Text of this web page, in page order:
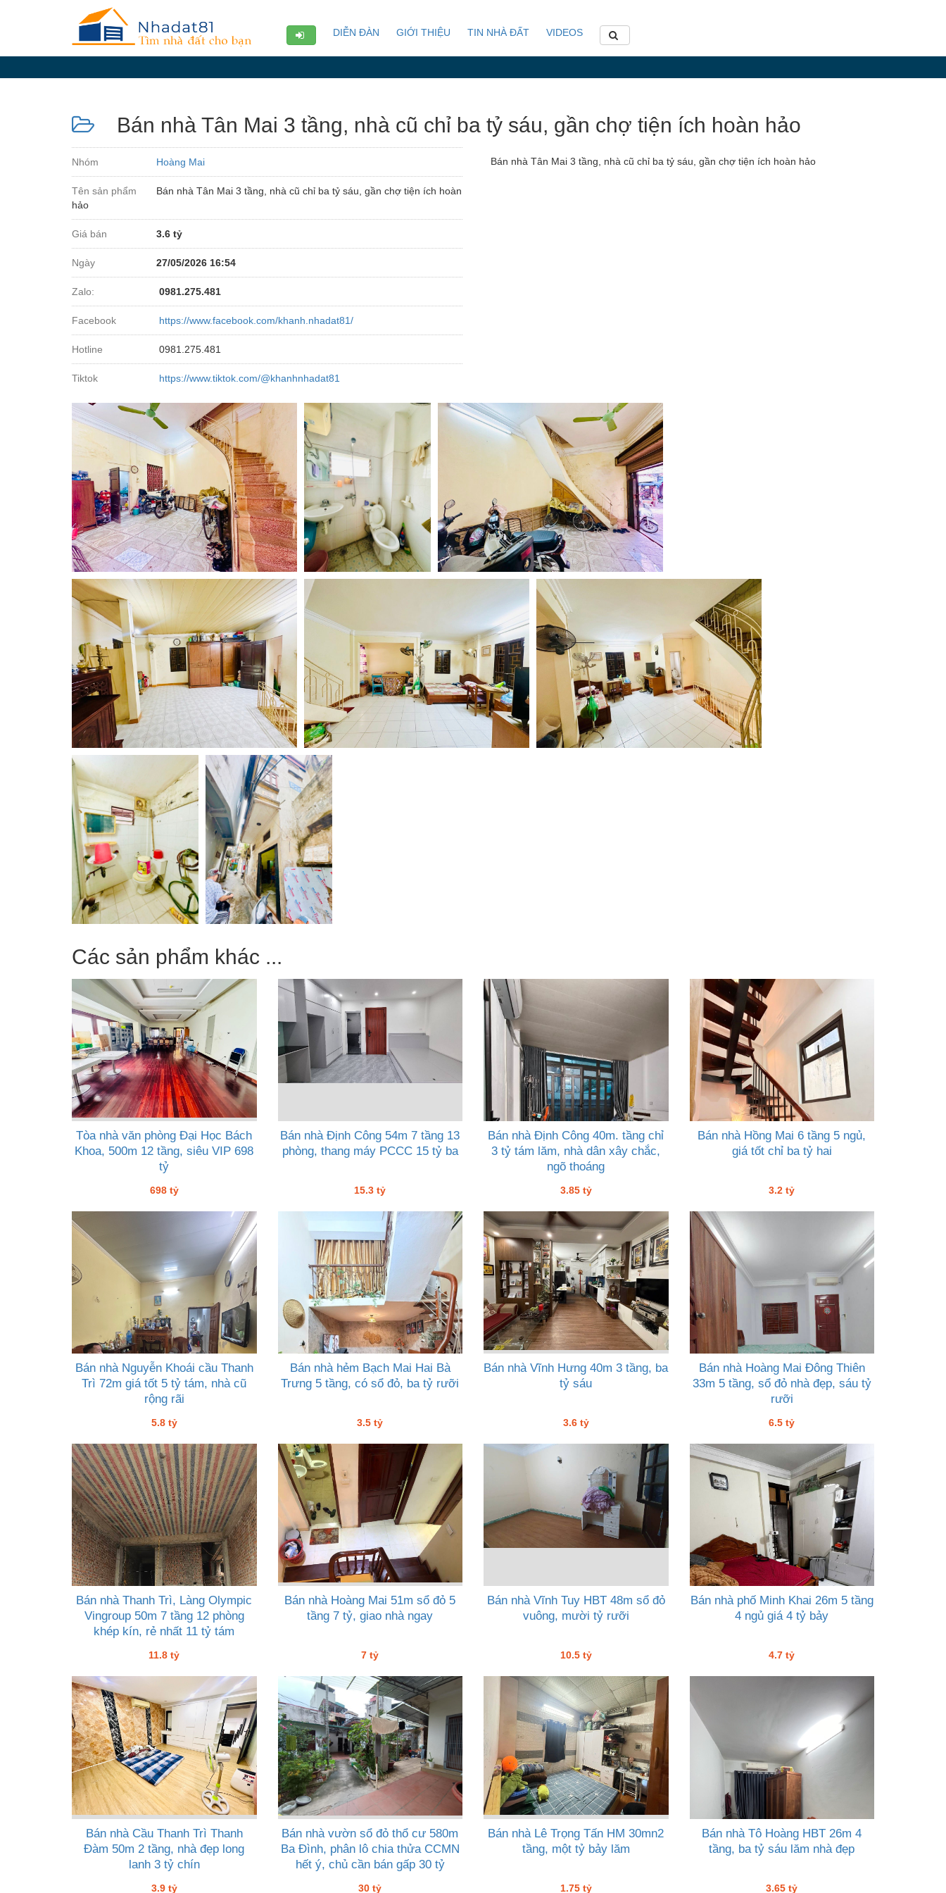
DIỄN ĐÀN GIỚI THIỆU TIN NHÀ ĐẤT VIDEOS
Diễn
Bán nhà Tân Mai 3 tầng, nhà cũ chỉ ba tỷ sáu, gần chợ tiện ích hoàn hảo
Nhóm Hoàng Mai
Tên sản phẩm
Bán nhà Tân Mai 3 tầng, nhà cũ chỉ ba tỷ sáu, gần chợ tiện ích hoàn
hảo
Giá bán 3.6 tỷ
Ngày 27/05/2026 16:54
Zalo: 0981.275.481
Facebook https://www.facebook.com/khanh.nhadat81/
Hotline 0981.275.481
Tiktok https://www.tiktok.com/@khanhnhadat81
Bán nhà Tân Mai 3 tầng, nhà cũ chỉ ba tỷ sáu, gần chợ tiện ích hoàn hảo
Các sản phẩm khác ...
Tòa nhà văn phòng Đại Học Bách
Khoa, 500m 12 tầng, siêu VIP 698
tỷ
698 tỷ
Bán nhà Định Công 54m 7 tầng 13
phòng, thang máy PCCC 15 tỷ ba
15.3 tỷ
Bán nhà Định Công 40m. tầng chỉ
3 tỷ tám lăm, nhà dân xây chắc,
ngõ thoáng
3.85 tỷ
Bán nhà Hồng Mai 6 tầng 5 ngủ,
giá tốt chỉ ba tỷ hai
3.2 tỷ
Bán nhà Nguyễn Khoái cầu Thanh
Trì 72m giá tốt 5 tỷ tám, nhà cũ
rộng rãi
5.8 tỷ
Bán nhà hẻm Bạch Mai Hai Bà
Trưng 5 tầng, có sổ đỏ, ba tỷ rưỡi
3.5 tỷ
Bán nhà Vĩnh Hưng 40m 3 tầng, ba
tỷ sáu
3.6 tỷ
Bán nhà Hoàng Mai Đông Thiên
33m 5 tầng, sổ đỏ nhà đẹp, sáu tỷ
rưỡi
6.5 tỷ
Bán nhà Thanh Trì, Làng Olympic
Vingroup 50m 7 tầng 12 phòng
khép kín, rẻ nhất 11 tỷ tám
11.8 tỷ
Bán nhà Hoàng Mai 51m sổ đỏ 5
tầng 7 tỷ, giao nhà ngay
7 tỷ
Bán nhà Vĩnh Tuy HBT 48m sổ đỏ
vuông, mười tỷ rưỡi
10.5 tỷ
Bán nhà phố Minh Khai 26m 5 tầng
4 ngủ giá 4 tỷ bảy
4.7 tỷ
Bán nhà Cầu Thanh Trì Thanh
Đàm 50m 2 tầng, nhà đẹp long
lanh 3 tỷ chín
3.9 tỷ
Bán nhà vườn sổ đỏ thổ cư 580m
Ba Đình, phân lô chia thửa CCMN
hết ý, chủ cần bán gấp 30 tỷ
30 tỷ
Bán nhà Lê Trọng Tấn HM 30mn2
tầng, một tỷ bảy lăm
1.75 tỷ
Bán nhà Tô Hoàng HBT 26m 4
tầng, ba tỷ sáu lăm nhà đẹp
3.65 tỷ